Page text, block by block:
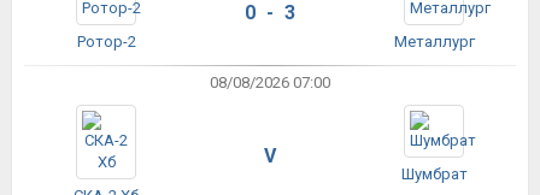
Ротор-2
0 - 3
Металлург
08/08/2026 07:00
V
Шумбрат